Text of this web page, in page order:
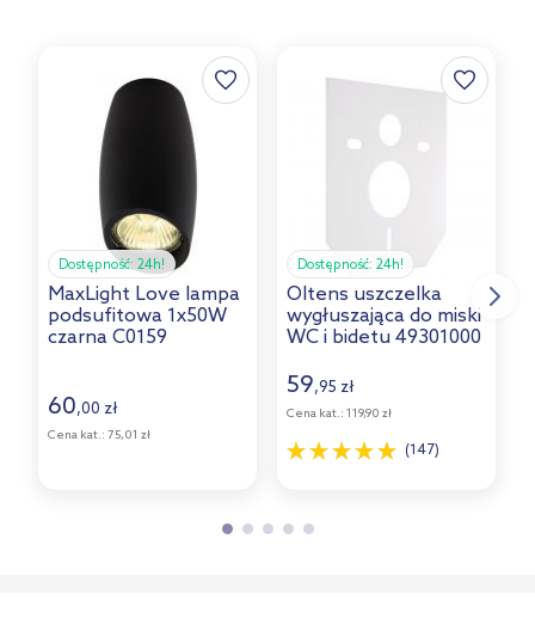
Dostępność:24h!
MaxLight Love lampa
podsufitowa 1x50W
czarna C0159
60,00 zł
Cena kat.: 75,01 zł
Dostępność: 24h!
Oltens uszczelka
wygłuszająca do miski
WC i bidetu 49301000
59,95 zł
Cena kat.: 119,90 zł
(147)